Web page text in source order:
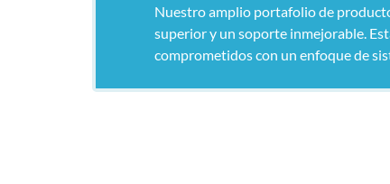
Nuestro amplio portafolio de
superior y un soporte inmejorable.
comprometidos con un enfoque de